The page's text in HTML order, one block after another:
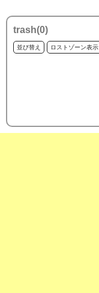
trash(0)
並び替え ロストゾーン表示